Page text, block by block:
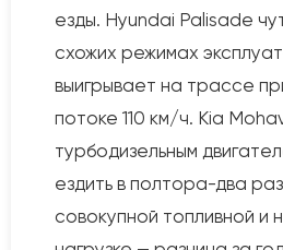
езды. Hyundai Palisade
схожих режимах
выигрывает на трассе
потоке 110 км/ч. Kia
турбодизельным
ездить в полтора-два
совокупной топливной и